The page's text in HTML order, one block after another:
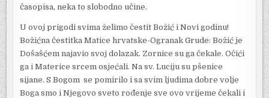
časopisa, neka to slobodno učine.
U ovoj prigodi svima želimo čestit Božić i Novi godinu!
Božićna čestitka Matice hrvatske-Ogranak Grude: Božić je
Došašćem najavio svoj dolazak. Zornice su ga čekale. Očići
ga i Materice srcem osjećali. Na sv. Luciju su pšenice
sijane. S Bogom se pomirilo i sa svim ljudima dobre volje
Boga smo i Njegovo sveto rođenje sve ovo vrijeme čekali i